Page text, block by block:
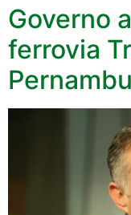
Governo
ferrovia